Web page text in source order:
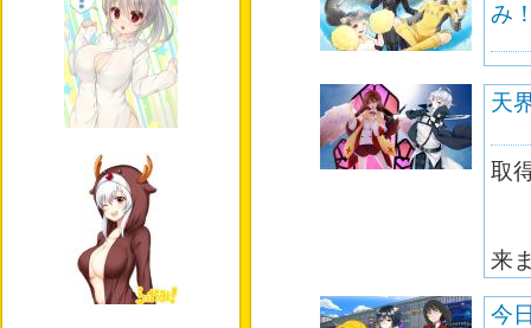
み
天
取
来
今